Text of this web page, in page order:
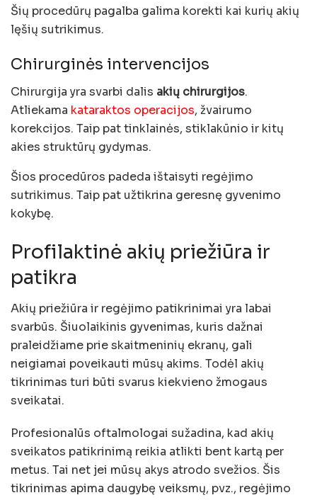
Šių procedūrų pagalba galima korekti kai kurių akių
lęšių sutrikimus.
Chirurginės intervencijos
Chirurgija yra svarbi dalis akių chirurgijos.
Atliekama kataraktos operacijos, žvairumo
korekcijos. Taip pat tinklainės, stiklakūnio ir kitų
akies struktūrų gydymas.
Šios procedūros padeda ištaisyti regėjimo
sutrikimus. Taip pat užtikrina geresnę gyvenimo
kokybę.
Profilaktinė akių priežiūra ir
patikra
Akių priežiūra ir regėjimo patikrinimai yra labai
svarbūs. Šiuolaikinis gyvenimas, kuris dažnai
praleidžiame prie skaitmeninių ekranų, gali
neigiamai poveikauti mūsų akims. Todėl akių
tikrinimas turi būti svarus kiekvieno žmogaus
sveikatai.
Profesionalūs oftalmologai sužadina, kad akių
sveikatos patikrinimą reikia atlikti bent kartą per
metus. Tai net jei mūsų akys atrodo svežios. Šis
tikrinimas apima daugybę veiksmų, pvz., regėjimo